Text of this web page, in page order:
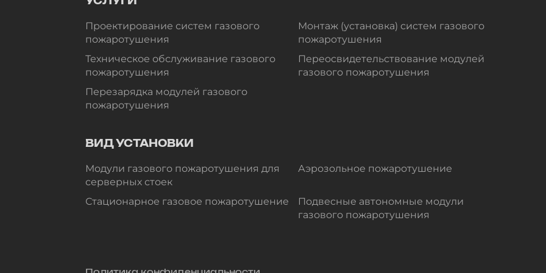
Проектирование систем газового
пожаротушения
Монтаж (установка) систем газового
пожаротушения
Техническое обслуживание газового
пожаротушения
Переосвидетельствование модулей
газового пожаротушения
Перезарядка модулей газового
пожаротушения
ВИД УСТАНОВКИ
Модули газового пожаротушения для
серверных стоек
Аэрозольное пожаротушение
Стационарное газовое пожаротушение
Подвесные автономные модули
газового пожаротушения